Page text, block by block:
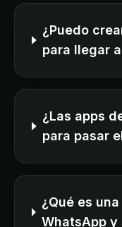
¿Puedo
para llegar
¿Las apps
para pasar
¿Qué es
WhatsApp